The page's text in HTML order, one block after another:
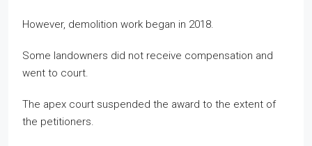
However, demolition work began in 2018.
Some landowners did not receive compensation and
went to court.
The apex court suspended the award to the extent of
the petitioners.